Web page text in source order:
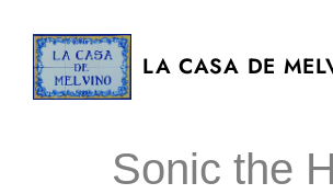
LA CASA DE
Sonic the